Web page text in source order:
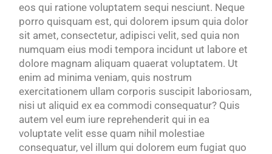
eos qui ratione voluptatem sequi nesciunt. Neque
porro quisquam est, qui dolorem ipsum quia dolor
sit amet, consectetur, adipisci velit, sed quia non
numquam eius modi tempora incidunt ut labore et
dolore magnam aliquam quaerat voluptatem. Ut
enim ad minima veniam, quis nostrum
exercitationem ullam corporis suscipit laboriosam,
nisi ut aliquid ex ea commodi consequatur? Quis
autem vel eum iure reprehenderit qui in ea
voluptate velit esse quam nihil molestiae
consequatur, vel illum qui dolorem eum fugiat quo